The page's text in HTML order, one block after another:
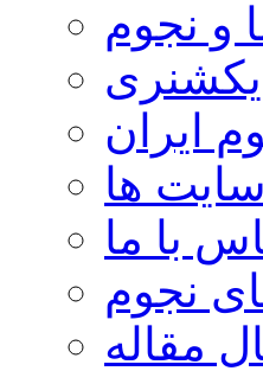
و نجوم
ایران
ها
با ما
نجوم
مقاله